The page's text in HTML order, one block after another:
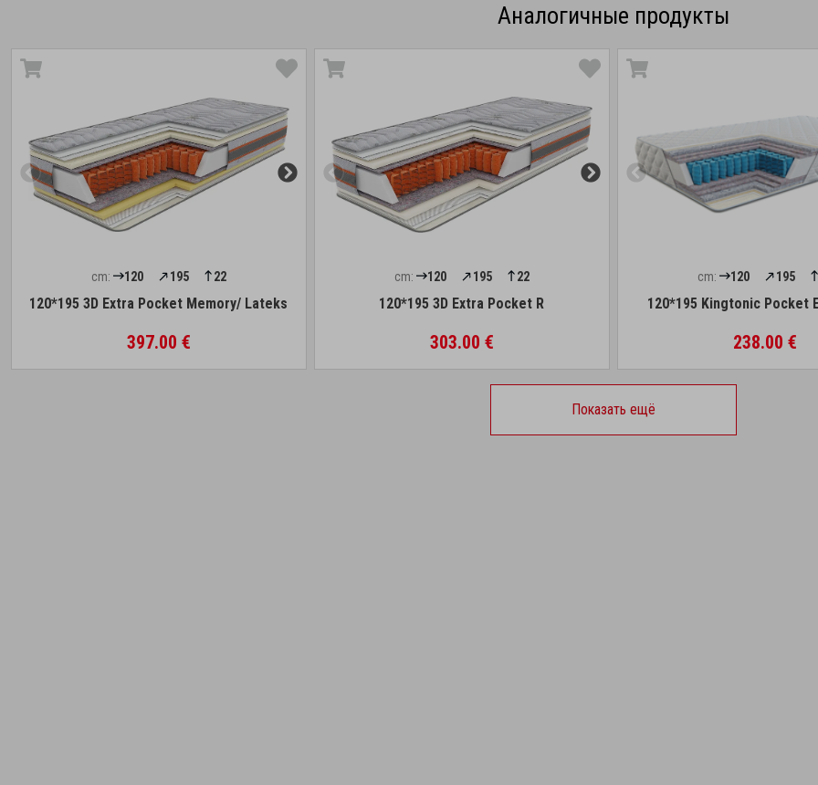
Аналогичные продукты
cm: 120 195 22
120*195 3D Extra Pocket Memory/ Lateks
397.00 €
cm: 120 195 22
120*195 3D Extra Pocket R
303.00 €
cm: 120 195
120*195 Kingtonic Pocket
238.00 €
Показать ещё